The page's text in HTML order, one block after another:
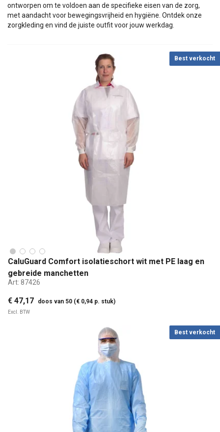
ontworpen om te voldoen aan de specifieke eisen van de zorg,
met aandacht voor bewegingsvrijheid en hygiëne. Ontdek onze
zorgkleding en vind de juiste outfit voor jouw werkdag.
Best verkocht
CaluGuard Comfort isolatieschort wit met PE laag en
gebreide manchetten
Art: 87426
€ 47,17 doos van 50 (€ 0,94 p. stuk)
Excl. BTW
Best verkocht